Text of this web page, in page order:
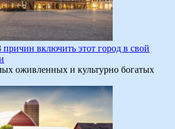
включить этот город в свой
оживленных и культурно богатых